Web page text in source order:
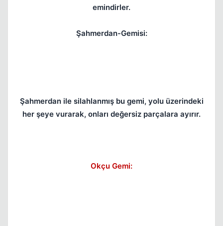
emindirler.
Şahmerdan-Gemisi:
Şahmerdan ile silahlanmış bu gemi, yolu üzerindeki
her şeye vurarak, onları değersiz parçalara ayırır.
Okçu Gemi: